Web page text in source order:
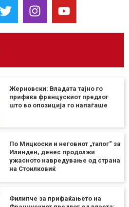
Жерновски: Владата тајно го
прифаќа францускиот предлог
што во опозиција го напаѓаше
По Мицкоски и неговиот „талог“ за
Илинден, денес продолжи
ужасното навредување од страна
на Стоилковиќ
Филипче за прифаќањето на